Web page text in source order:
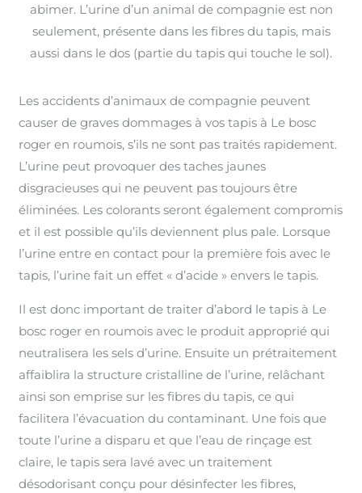
abimer. L’urine d’un animal de compagnie est non
seulement, présente dans les fibres du tapis, mais
aussi dans le dos (partie du tapis qui touche le sol).
Les accidents d’animaux de compagnie peuvent
causer de graves dommages à vos tapis à Le bosc
roger en roumois, s’ils ne sont pas traités rapidement.
L’urine peut provoquer des taches jaunes
disgracieuses qui ne peuvent pas toujours être
éliminées. Les colorants seront également compromis
et il est possible qu’ils deviennent plus pale. Lorsque
l’urine entre en contact pour la première fois avec le
tapis, l’urine fait un effet « d’acide » envers le tapis.
Il est donc important de traiter d’abord le tapis à Le
bosc roger en roumois avec le produit approprié qui
neutralisera les sels d’urine. Ensuite un prétraitement
affaiblira la structure cristalline de l’urine, relâchant
ainsi son emprise sur les fibres du tapis, ce qui
facilitera l’évacuation du contaminant. Une fois que
toute l’urine a disparu et que l’eau de rinçage est
claire, le tapis sera lavé avec un traitement
désodorisant conçu pour désinfecter les fibres,